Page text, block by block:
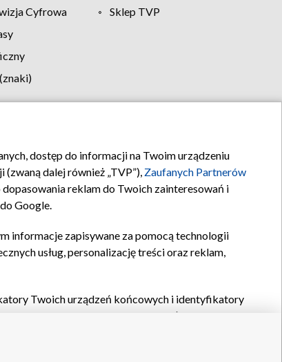
Cyfrowa
Sklep TVP
Kontakt
dostęp do informacji na Twoim urządzeniu
dalej również „TVP”), Zaufanych Partnerów
reklam do Twoich zainteresowań i
Google.
informacje zapisywane za pomocą technologii
usług, personalizację treści oraz reklam,
Twoich urządzeń końcowych i identyfikatory
oraz pozostałych
reklam, wyboru spersonalizowanych
pomiaru wydajności reklam, pomiaru wydajności